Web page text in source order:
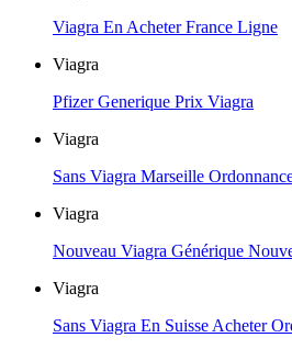
Viagra En Acheter France Ligne
Viagra
Pfizer Generique Prix Viagra
Viagra
Sans Viagra Marseille
Viagra
Nouveau Viagra Générique
Viagra
Sans Viagra En Suisse Acheter